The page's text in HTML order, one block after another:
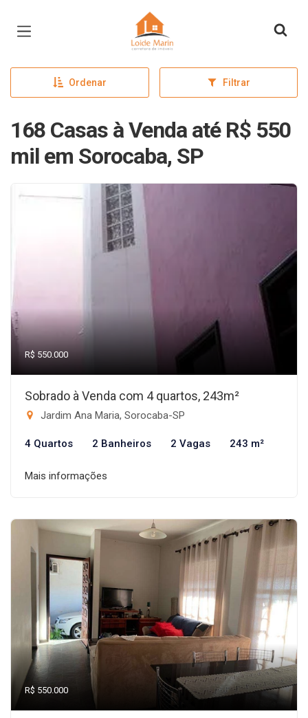
Página inicial
Ordenar Filtrar
168 Casas à Venda até R$ 550
mil em Sorocaba, SP
R$ 550.000
Sobrado à Venda com 4 quartos, 243m²
Jardim Ana Maria, Sorocaba-SP
4 Quartos 2 Banheiros 2 Vagas 243 m²
Mais informações
R$ 550.000